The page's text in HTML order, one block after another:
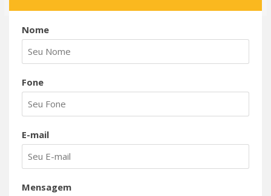
Nome
Fone
E-mail
Mensagem